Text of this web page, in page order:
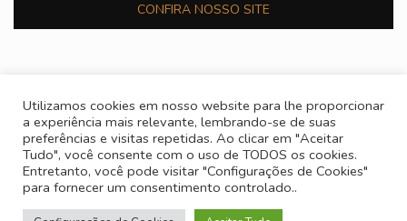
CONFIRA NOSSO SITE
Utilizamos cookies em nosso website para lhe proporcionar
a experiência mais relevante, lembrando-se de suas
preferências e visitas repetidas. Ao clicar em "Aceitar
Tudo", você consente com o uso de TODOS os cookies.
Entretanto, você pode visitar "Configurações de Cookies"
para fornecer um consentimento controlado..